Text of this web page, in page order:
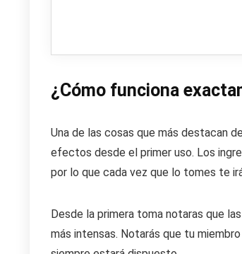
¿Cómo funciona
Una de las cosas que más destacan
efectos desde el primer uso. Los
por lo que cada vez que lo tomes te
Desde la primera toma notaras que
más intensas. Notarás que tu